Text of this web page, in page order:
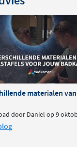
bijpassende
geheel.
in exact
naadloos
materialen
door Daniel op 9